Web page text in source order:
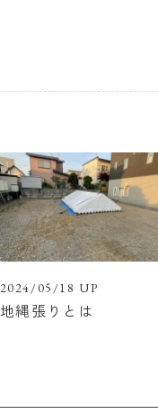
2024/05/18 UP
地縄張りとは